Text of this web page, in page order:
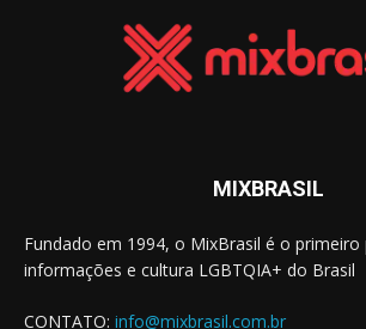
MIXBRASIL
Fundado em 1994, o MixBrasil é o primeiro
informações e cultura LGBTQIA+ do Brasil
CONTATO: info@mixbrasil.com.br